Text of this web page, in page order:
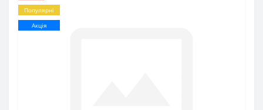
Популярні
Акція